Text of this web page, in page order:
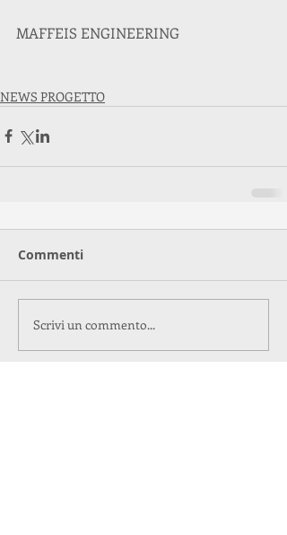
MAFFEIS ENGINEERING
NEWS PROGETTO
Commenti
Scrivi un commento...